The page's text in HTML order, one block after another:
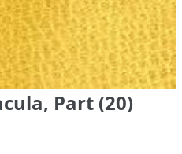
Part (20)